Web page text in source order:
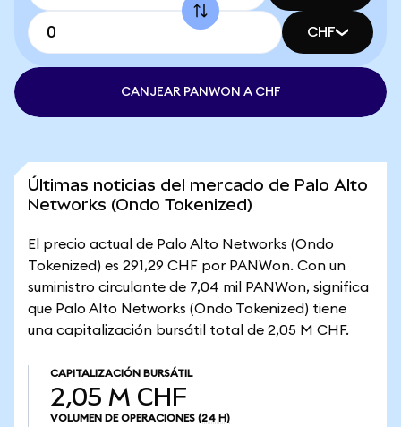
CHF
CANJEAR PANWON A CHF
Últimas noticias del mercado de Palo Alto
Networks (Ondo Tokenized)
El precio actual de Palo Alto Networks (Ondo
Tokenized) es 291,29 CHF por PANWon. Con un
suministro circulante de 7,04 mil PANWon, significa
que Palo Alto Networks (Ondo Tokenized) tiene
una capitalización bursátil total de 2,05 M CHF.
CAPITALIZACIÓN BURSÁTIL
2,05 M CHF
VOLUMEN DE OPERACIONES (24 H)